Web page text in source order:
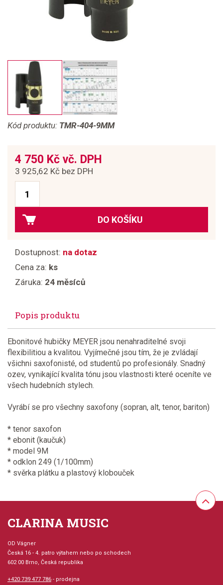
Kód produktu: TMR-404-9MM
4 750 Kč vč. DPH
3 925,62 Kč bez DPH
DO KOŠÍKU
Dostupnost: na dotaz
Cena za: ks
Záruka: 24 měsíců
Popis produktu
Ebonitové hubičky MEYER jsou nenahraditelné svoji
flexibilitiou a kvalitou. Vyjímečné jsou tím, že je zvládají
všichni saxofonisté, od studentů po profesionály. Snadný
ozev, vynikající kvalita tónu jsou vlastnosti které oceníte ve
všech hudebních stylech.
Vyrábí se pro všechny saxofony (sopran, alt, tenor, bariton)
* tenor saxofon
* ebonit (kaučuk)
* model 9M
* odklon 249 (1/100mm)
* svěrka plátku a plastový klobouček
CLARINA MUSIC
OD Vágner
Česká 16 - 4. patro výtahem nebo po schodech
602 00 Brno, Česká republika
+420 739 477 786 - prodejna